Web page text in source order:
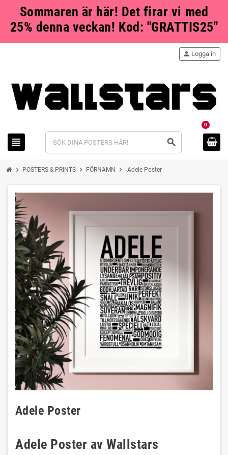
Sommaren är här! Det firar vi med
25% denna veckan! Kod: "GRATTIS25"
view_headline search
person Logga in
0
chevron_right POSTERS & PRINTS chevron_right FÖRNAMN chevron_right Adele Poster
Adele Poster
Adele Poster av Wallstars